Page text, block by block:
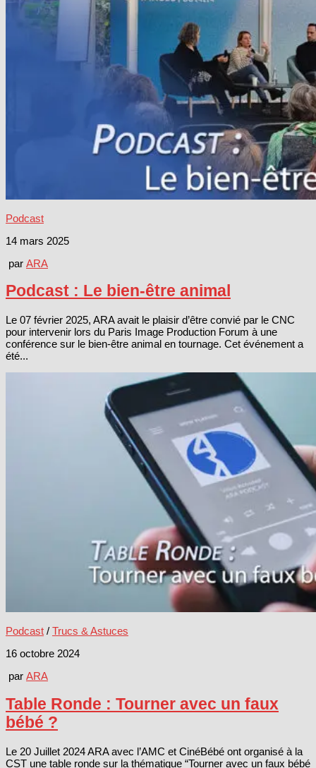
Podcast
14 mars 2025
par ARA
Podcast : Le bien-être animal
Le 07 février 2025, ARA avait le plaisir d’être convié par le CNC
pour intervenir lors du Paris Image Production Forum à une
conférence sur le bien-être animal en tournage. Cet événement a
été...
Podcast / Trucs & Astuces
16 octobre 2024
par ARA
Table Ronde : Tourner avec un faux
bébé ?
Le 20 Juillet 2024 ARA avec l’AMC et CinéBébé ont organisé à la
CST une table ronde sur la thématique “Tourner avec un faux bébé